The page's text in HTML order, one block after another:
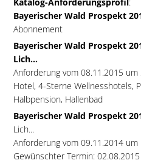
Bayerischer Wald Prospekt
Abonnement
Bayerischer Wald Prospekt
Lich...
Anforderung vom 08.11.2015
Hotel, 4-Sterne Wellnesshotels,
Halbpension, Hallenbad
Bayerischer Wald Prospekt
Lich...
Anforderung vom 09.11.2014
Gewünschter Termin: